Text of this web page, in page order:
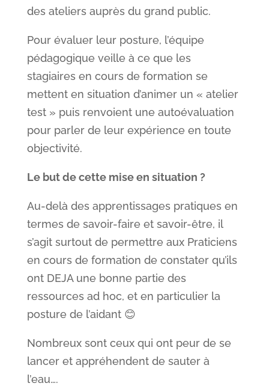
des ateliers auprès du grand public.
Pour évaluer leur posture, l’équipe
pédagogique veille à ce que les
stagiaires en cours de formation se
mettent en situation d’animer un « atelier
test » puis renvoient une autoévaluation
pour parler de leur expérience en toute
objectivité.
Le but de cette mise en situation ?
Au-delà des apprentissages pratiques en
termes de savoir-faire et savoir-être, il
s’agit surtout de permettre aux Praticiens
en cours de formation de constater qu’ils
ont DEJA une bonne partie des
ressources ad hoc, et en particulier la
posture de l’aidant 😊
Nombreux sont ceux qui ont peur de se
lancer et appréhendent de sauter à
l’eau….